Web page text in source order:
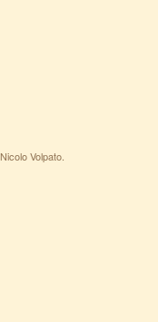
Nicolo Volpato